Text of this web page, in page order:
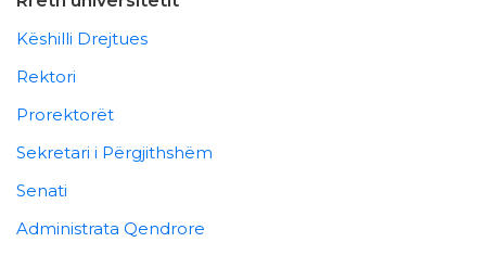
Këshilli Drejtues
Rektori
Prorektorët
Sekretari i Përgjithshëm
Senati
Administrata Qendrore